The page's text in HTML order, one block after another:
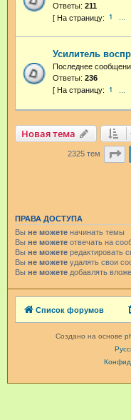
Ответы: 211
1
Усилитель
Последнее
Ответы: 236
1
Новая тема
2325 тем
ПРАВА ДОСТУПА
Вы не можете начинать темы
Вы не можете отвечать на
Вы не можете редактировать
Вы не можете удалять свои
Вы не можете добавлять
Список форумов
Создано на основе